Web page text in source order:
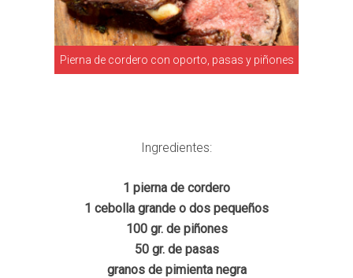
Pierna de cordero con oporto, pasas y piñones
Ingredientes:
1 pierna de cordero
1 cebolla grande o dos pequeños
100 gr. de piñones
50 gr. de pasas
granos de pimienta negra